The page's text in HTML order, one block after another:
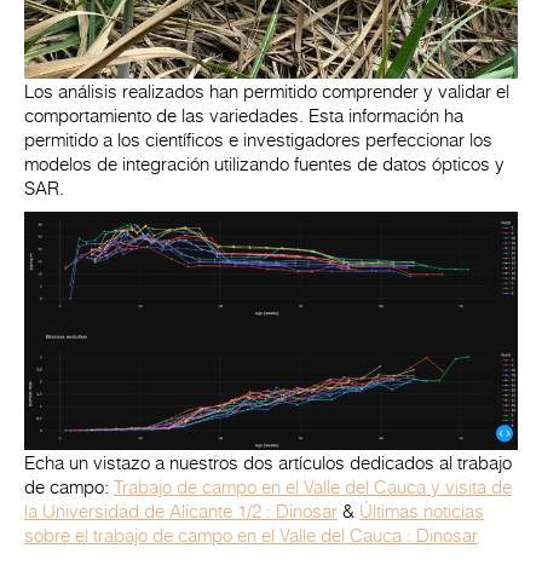
Los análisis realizados han permitido comprender y validar el
comportamiento de las variedades. Esta información ha
permitido a los científicos e investigadores perfeccionar los
modelos de integración utilizando fuentes de datos ópticos y
SAR.
Echa un vistazo a nuestros dos artículos dedicados al trabajo
de campo: Trabajo de campo en el Valle del Cauca y visita de
la Universidad de Alicante 1/2 : Dinosar & Últimas noticias
sobre el trabajo de campo en el Valle del Cauca : Dinosar